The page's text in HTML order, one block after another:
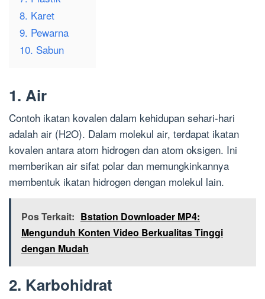
8. Karet
9. Pewarna
10. Sabun
1. Air
Contoh ikatan kovalen dalam kehidupan sehari-hari
adalah air (H2O). Dalam molekul air, terdapat ikatan
kovalen antara atom hidrogen dan atom oksigen. Ini
memberikan air sifat polar dan memungkinkannya
membentuk ikatan hidrogen dengan molekul lain.
Pos Terkait: Bstation Downloader MP4:
Mengunduh Konten Video Berkualitas Tinggi
dengan Mudah
2. Karbohidrat